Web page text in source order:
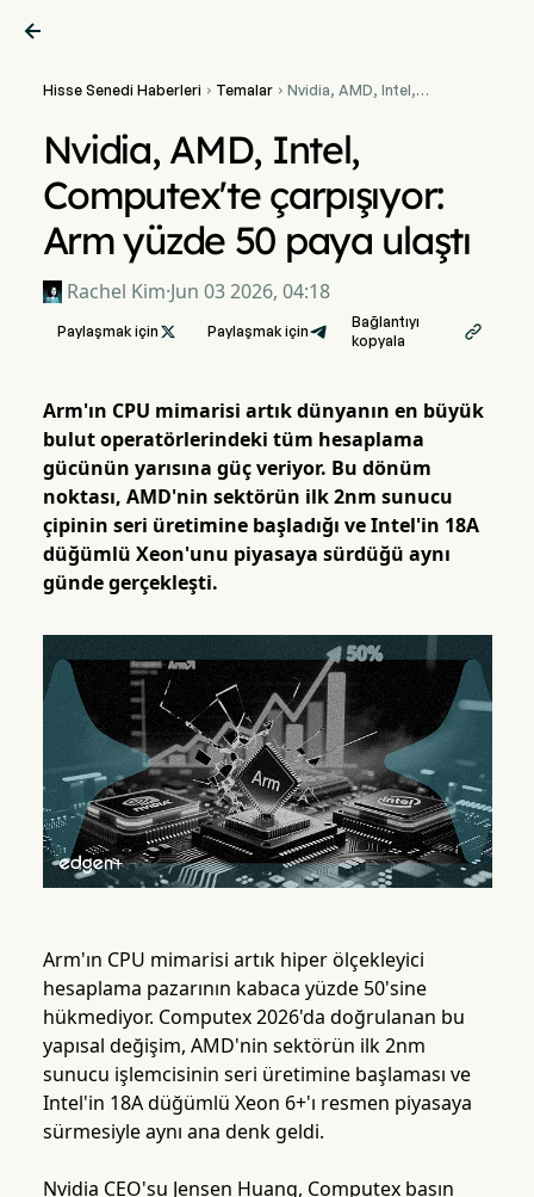

Hisse Senedi Haberleri  Temalar Nvidia, AMD, Intel,
Nvidia, AMD, Intel,
Computex'te çarpışıyor:
Arm yüzde 50 paya ulaştı
Rachel Kim·Jun 03 2026, 04:18
Paylaşmak için  Paylaşmak için
Bağlantıyı
kopyala

Arm'ın CPU mimarisi artık dünyanın en büyük
bulut operatörlerindeki tüm hesaplama
gücünün yarısına güç veriyor. Bu dönüm
noktası, AMD'nin sektörün ilk 2nm sunucu
çipinin seri üretimine başladığı ve Intel'in 18A
düğümlü Xeon'unu piyasaya sürdüğü aynı
günde gerçekleşti.
Arm'ın CPU mimarisi artık hiper ölçekleyici
hesaplama pazarının kabaca yüzde 50'sine
hükmediyor. Computex 2026'da doğrulanan bu
yapısal değişim, AMD'nin sektörün ilk 2nm
sunucu işlemcisinin seri üretimine başlaması ve
Intel'in 18A düğümlü Xeon 6+'ı resmen piyasaya
sürmesiyle aynı ana denk geldi.
Nvidia CEO'su Jensen Huang, Computex basın